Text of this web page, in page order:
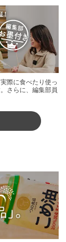
際に食べたり使っ
さらに、編集部員